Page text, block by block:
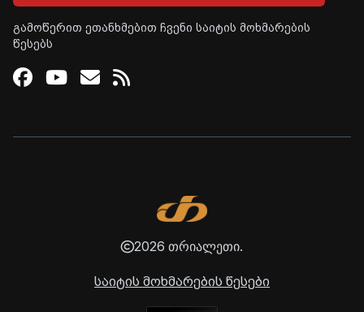
გამოწერით ეთანხმებით ჩვენი საიტის მოხმარების
წესებს
Facebook
Youtube
Email
RSS
2026 თრიალეთი.
საიტის მოხმარების წესები